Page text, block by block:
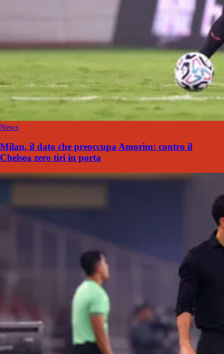
News
Milan, il dato che preoccupa Amorim: contro il
Chelsea zero tiri in porta